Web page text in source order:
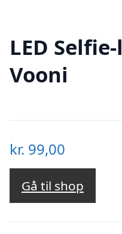
LED
Vooni
kr. 99,00
Gå til shop